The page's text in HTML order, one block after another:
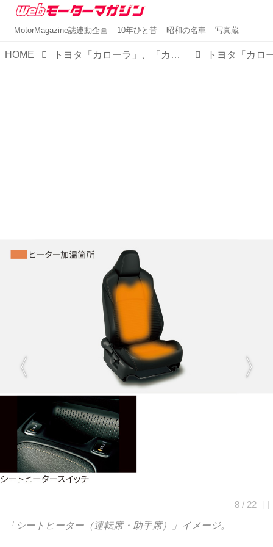
MotorMagazine誌連動企画 10年ひと昔 昭和の名車 写真蔵
HOME トヨタ「カローラ」、「カローラ ツーリング」、「カローラ スポーツ」を一部改良。併せて「カローラ」／「カローラ ツーリング」に特別仕様車「アクティブ スポーツ」を設定
「シートヒーター（運転席・助手席）」イメージ。